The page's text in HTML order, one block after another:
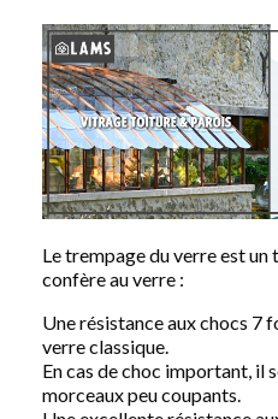
Le trempage du verre est
confère au verre :
Une résistance aux chocs 7
verre classique.
En cas de choc important, il
morceaux peu coupants.